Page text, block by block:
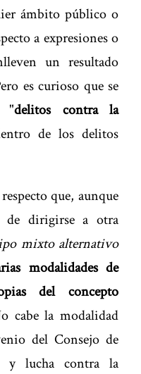
ámbito público o
a expresiones o
un resultado
es curioso que se
"delitos contra la
de los delitos
que, aunque
de dirigirse a otra
mixto alternativo
modalidades de
del concepto
cabe la modalidad
del Consejo de
y lucha contra la